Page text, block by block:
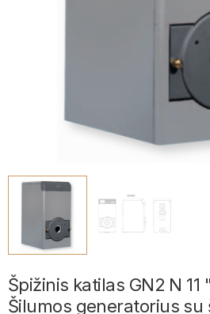
Špižinis katilas GN2 N 11
Šilumos generatorius su